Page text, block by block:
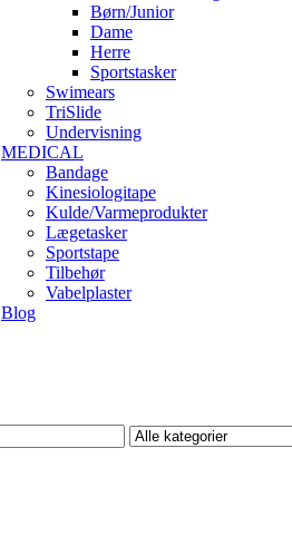
Børn/Junior
Dame
Herre
Sportstasker
Swimears
TriSlide
Undervisning
MEDICAL
Bandage
Kinesiologitape
Kulde/Varmeprodukter
Lægetasker
Sportstape
Tilbehør
Vabelplaster
Blog